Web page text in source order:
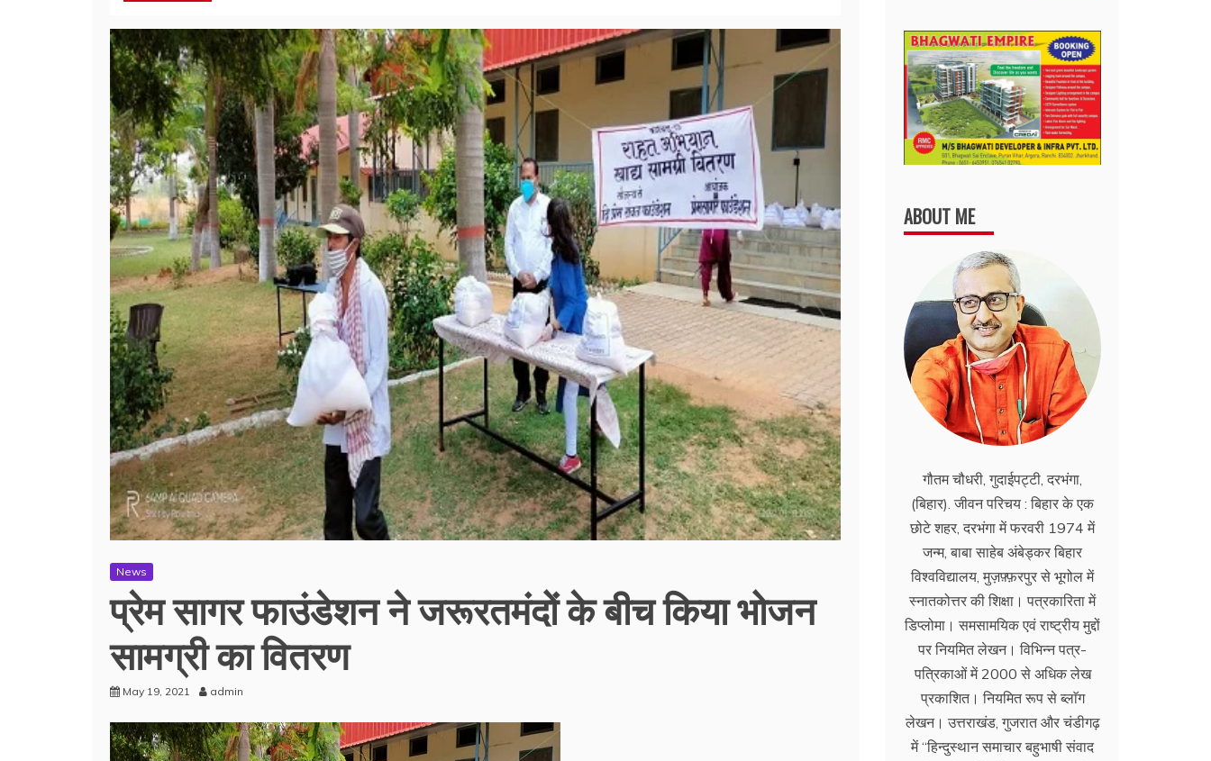
News
प्रेम सागर फाउंडेशन ने जरूरतमंदों के बीच किया भोजन
सामग्री का वितरण
May 19, 2021 admin
ABOUT ME
गौतम चौधरी, गुदाईपट्टी, दरभंगा,
(बिहार). जीवन परिचय : बिहार के एक
छोटे शहर, दरभंगा में फरवरी 1974 में
जन्म, बाबा साहेब अंबेड्कर बिहार
विश्वविद्यालय, मुज़फ़्फ़रपुर से भूगोल में
स्नातकोत्तर की शिक्षा। पत्रकारिता में
डिप्लोमा। समसामयिक एवं राष्ट्रीय मुद्दों
पर नियमित लेखन। विभिन्न पत्र-
पत्रिकाओं में 2000 से अधिक लेख
प्रकाशित। नियमित रूप से ब्लाॅग
लेखन। उत्तराखंड, गुजरात और चंडीगढ़
में ‘‘हिन्दुस्थान समाचार बहुभाषी संवाद